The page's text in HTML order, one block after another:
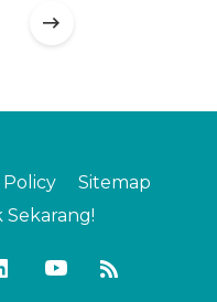
Policy
Sitemap
Sekarang!